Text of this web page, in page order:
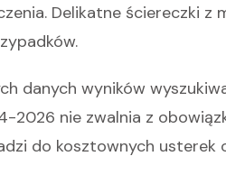
Delikatne ściereczki
danych wyników
2026 nie zwalnia z
do kosztownych